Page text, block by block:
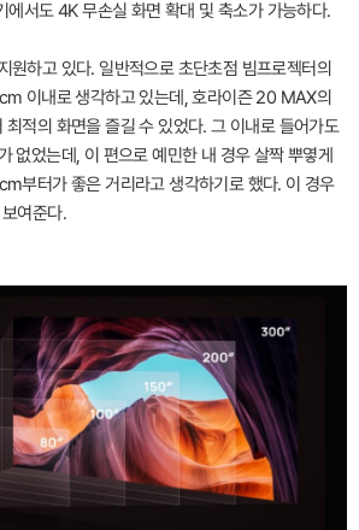
서도 4K 무손실 화면 확대 및 축소가 가능하다.
원하고 있다. 일반적으로 초단초점 빔프로젝터의
이내로 생각하고 있는데, 호라이즌 20 MAX의
적의 화면을 즐길 수 있었다. 그 이내로 들어가도
없었는데, 이 편으로 예민한 내 경우 살짝 뿌옇게
부터가 좋은 거리라고 생각하기로 했다. 이 경우
여준다.